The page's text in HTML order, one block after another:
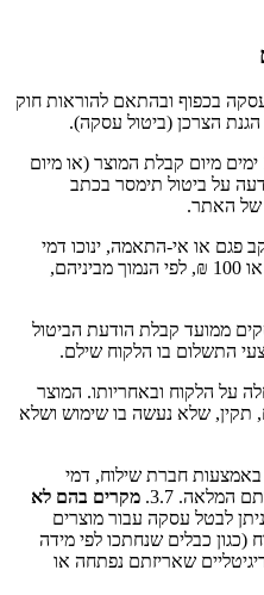
בכפוף ובהתאם להוראות חוק
3.2. ניתן לבטל רכישת מוצר בתוך 14 ימים מיום קבלת המוצר (או מיום
על ביטול תימסר בכתב
של האתר.
פגם או אי-התאמה, ינוכו דמי
ביטול בשיעור של 5% מערך העסקה או 100 ₪, לפי הנמוך מביניהם,
יינתן בתוך 14 ימי עסקים ממועד קבלת הודעת הביטול
התשלום בו הלקוח שילם.
על הלקוח ובאחריותו. המוצר
תקין, שלא נעשה בו שימוש ושלא
באמצעות חברת שילוח, דמי
המלאה. 3.7.
מקרים בהם לא
לבטל עסקה עבור מוצרים
(כגון כבלים שנחתכו לפי מידה
שאריזתם נפתחה או